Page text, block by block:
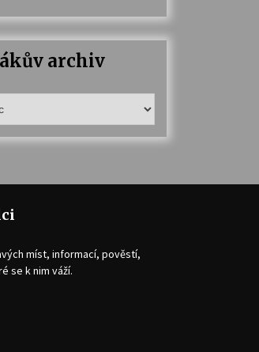
archiv
míst, informací, pověstí,
se k nim váží.